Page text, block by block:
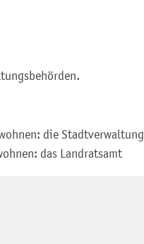
die Stadtverwaltung
das Landratsamt